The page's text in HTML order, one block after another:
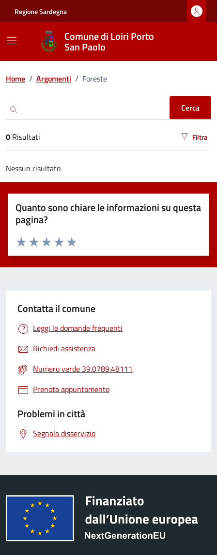
Regione Sardegna
Comune di Loiri Porto
San Paolo
Ricerca
Home / Argomenti / Foreste
Cerca
risultati di ricerca
0 Risultati Filtra
Nessun risultato
Quanto sono chiare le informazioni su questa
pagina?
Valuta 5 stelle su 5
Valuta 4 stelle su 5
Valuta 3 stelle su 5
Valuta 2 stelle su 5
Valuta 1 stelle su 5
Contatta il comune
Leggi le domande frequenti
Richiedi assistenza
Numero verde 39.0789.48111
Prenota appuntamento
Problemi in città
Segnala disservizio